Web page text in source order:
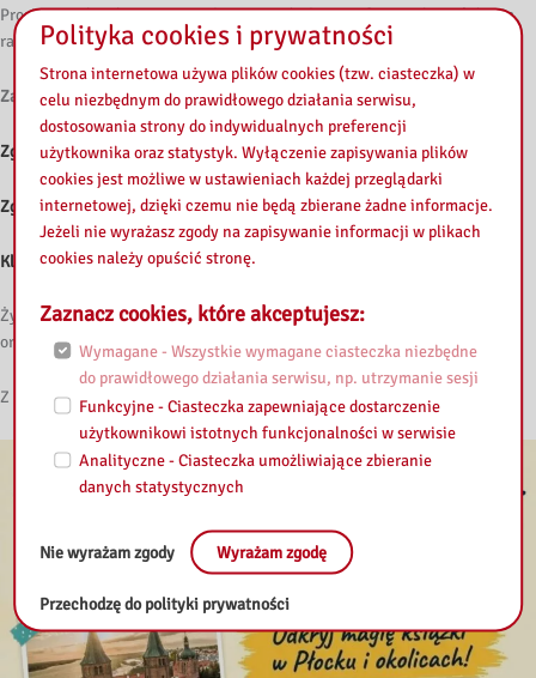
Prosimy o ich pobranie, uzupełnienie i odesłanie w formie skanu/zdjęcia
razem z fotografią wakacyjną.
Załączniki do pobrania:
Zgoda na wykorzystanie wizerunku (osoba pełnoletnia)
Zgoda rodzica/opiekuna prawnego na wykorzystanie wizerunku dziecka
Klauzula informacyjna RODO
Życzymy Państwu udanych, słonecznych wakacji, pełnych odpoczynku
oraz niezapomnianych, fascynujących przygód literackich!
Z niecierpliwością czekamy na Wasze wakacyjne kadry!
Polityka cookies i prywatności
Strona internetowa używa plików cookies (tzw. ciasteczka) w
celu niezbędnym do prawidłowego działania serwisu,
dostosowania strony do indywidualnych preferencji
użytkownika oraz statystyk. Wyłączenie zapisywania plików
cookies jest możliwe w ustawieniach każdej przeglądarki
internetowej, dzięki czemu nie będą zbierane żadne informacje.
Jeżeli nie wyrażasz zgody na zapisywanie informacji w plikach
cookies należy opuścić stronę.
Zaznacz cookies, które akceptujesz:
Wymagane - Wszystkie wymagane ciasteczka niezbędne
do prawidłowego działania serwisu, np. utrzymanie sesji
Funkcyjne - Ciasteczka zapewniające dostarczenie
użytkownikowi istotnych funkcjonalności w serwisie
Analityczne - Ciasteczka umożliwiające zbieranie
danych statystycznych
Nie wyrażam zgody Wyrażam zgodę
Przechodzę do polityki prywatności